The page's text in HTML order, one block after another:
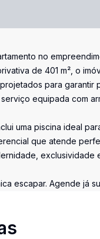
no
de 401 m², o
para
equipada com
uma piscina ideal
que atende
exclusividade
escapar. Agende já